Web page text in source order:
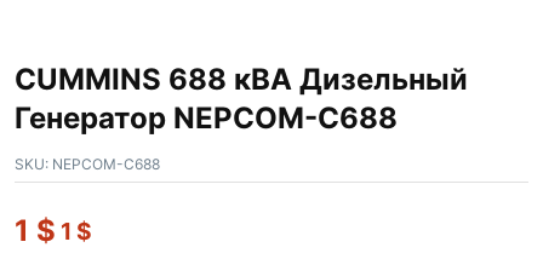
CUMMINS 688 кВА Дизельный
Генератор NEPCOM-C688
SKU: NEPCOM-C688
1 $ 1 $